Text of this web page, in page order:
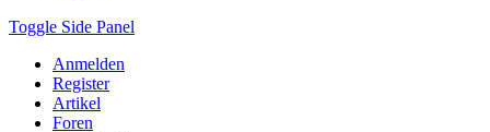
Toggle Side Panel
Anmelden
Register
Artikel
Foren